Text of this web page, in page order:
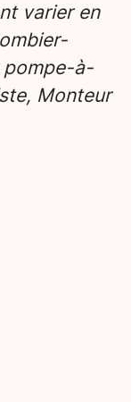
varier en
pompe-à-
Monteur